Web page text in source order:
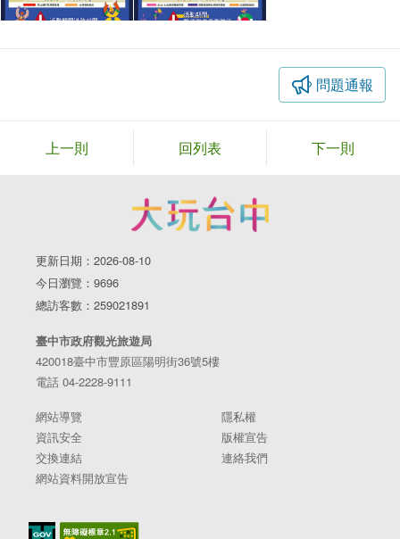
問題通報
上一則 回列表 下一則
更新日期：2026-08-10
今日瀏覽：9696
總訪客數：259021891
臺中市政府觀光旅遊局
420018臺中市豐原區陽明街36號5樓
電話 04-2228-9111
網站導覽
隱私權
資訊安全
版權宣告
交換連結
連絡我們
網站資料開放宣告